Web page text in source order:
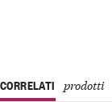
CORRELATI prodotti